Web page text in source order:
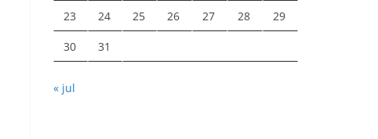
23 24 25 26 27 28 29
30 31
« jul